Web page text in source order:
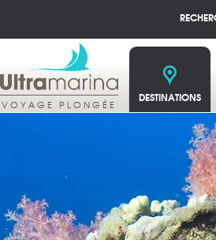
VOYAGE PLONGÉE DESTINATIONS